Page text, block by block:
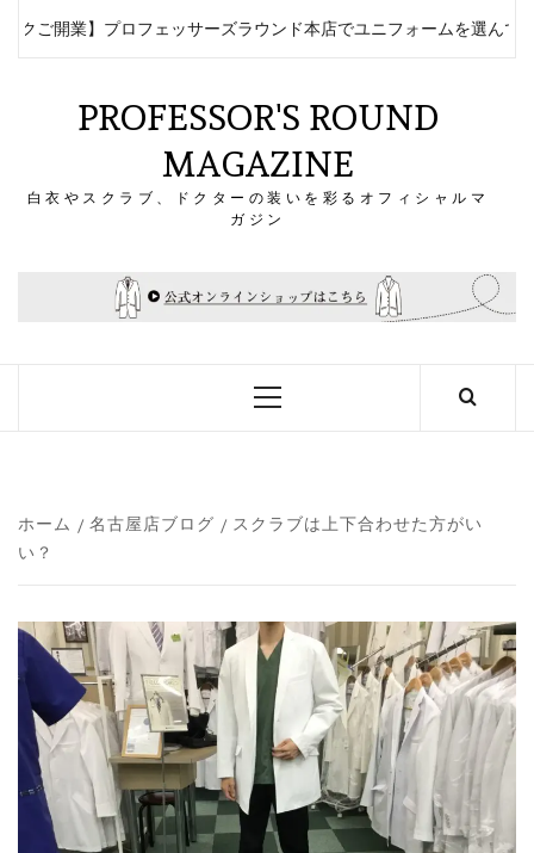
ご開業】プロフェッサーズラウンド本店でユニフォームを選んでみた
PROFESSOR'S ROUND
MAGAZINE
白衣やスクラブ、ドクターの装いを彩るオフィシャルマ
ガジン
メ
ー
ホーム 名古屋店ブログ
スクラブは上下合わせた方がい
い？